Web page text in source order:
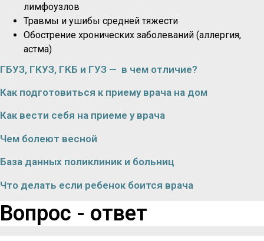
лимфоузлов
Травмы и ушибы средней тяжести
Обострение хронических заболеваний (аллергия,
астма)
ГБУЗ, ГКУЗ, ГКБ и ГУЗ — в чем отличие?
Как подготовиться к приему врача на дом
Как вести себя на приеме у врача
Чем болеют весной
База данных поликлиник и больниц
Что делать если ребенок боится врача
Вопрос - ответ